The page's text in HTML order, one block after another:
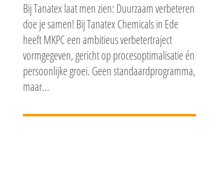
Bij Tanatex laat men zien: Duurzaam verbeteren
doe je samen! Bij Tanatex Chemicals in Ede
heeft MKPC een ambitieus verbetertraject
vormgegeven, gericht op procesoptimalisatie én
persoonlijke groei. Geen standaardprogramma,
maar...